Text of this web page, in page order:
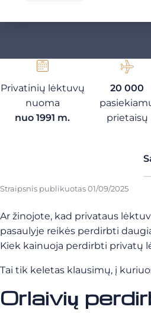
Privatinių lėktuvų
nuoma
nuo 1991 m.
20 000
prietaisų
Straipsnis publikuotas01/09/2025
Ar žinojote, kad privataus
pasaulyje reikės perdirbti
Kiek kainuoja perdirbti privatų
Tai tik keletas klausimų, į
Orlaivių